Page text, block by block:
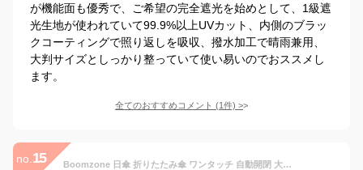
が機能面も優秀で、ご希望の完全遮光を始めとして、1級遮
光生地が使われていて99.9%以上UVカット、内側のブラッ
クコーティングで照り返しを吸収、撥水加工で晴雨兼用、
大判サイズとしっかり整っていて使い易いのでおススメし
ます。
全てのおすすめコメント (1件) >
no. 15 Boomzone 日傘 折りたたみ傘 ワンタッチ 自動開閉 大きい レディース 折りたたみ傘 耐風撥水 晴雨兼用 完全遮光 遮熱 日傘 レディース 完全遮光 uvカット100 収納ポーチ付き 携帯便利 (緑)